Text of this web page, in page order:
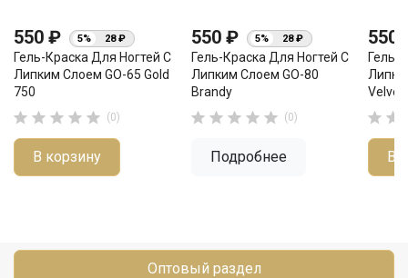
550 ₽ 5% 28 ₽
Гель-Краска Для Ногтей С
Липким Слоем GO-65 Gold
750
     (0)
В корзину
550 ₽ 5% 28 ₽
Гель-Краска Для Ногтей С
Липким Слоем GO-80
Brandy
     (0)
Подробнее
550
Гель-
 
В
Оптовый раздел